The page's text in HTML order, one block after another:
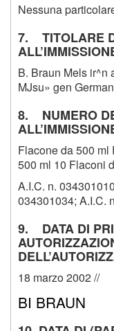
Nessuna
7. TITOLARE
B. Braun Mels ir^n
MJsu» gen
8. NUMERO
Flacone da 500
500 ml 10 Flaconi
A.I.C. n.
034301034; A.I.C.
9. DATA DI
18 marzo 2002 //
BI BRAUN